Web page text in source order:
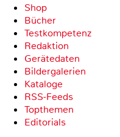
Shop
Bücher
Testkompetenz
Redaktion
Gerätedaten
Bildergalerien
Kataloge
RSS-Feeds
Topthemen
Editorials